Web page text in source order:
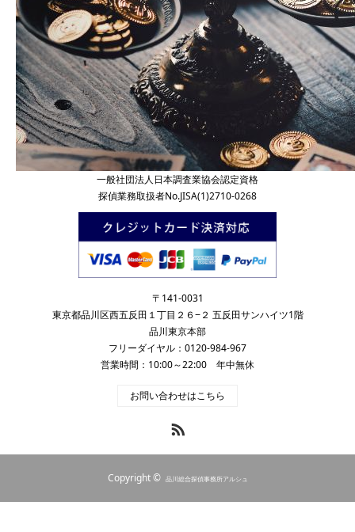
一般社団法人日本調査業協会認定資格
探偵業務取扱者No.JISA(1)2710-0268
〒141-0031
東京都品川区西五反田１丁目２６−２ 五反田サンハイツ1階
品川東京本部
フリーダイヤル：0120-984-967
営業時間：10:00～22:00 年中無休
お問い合わせはこちら
Copyright © 品川総合探偵事務所アルシュ